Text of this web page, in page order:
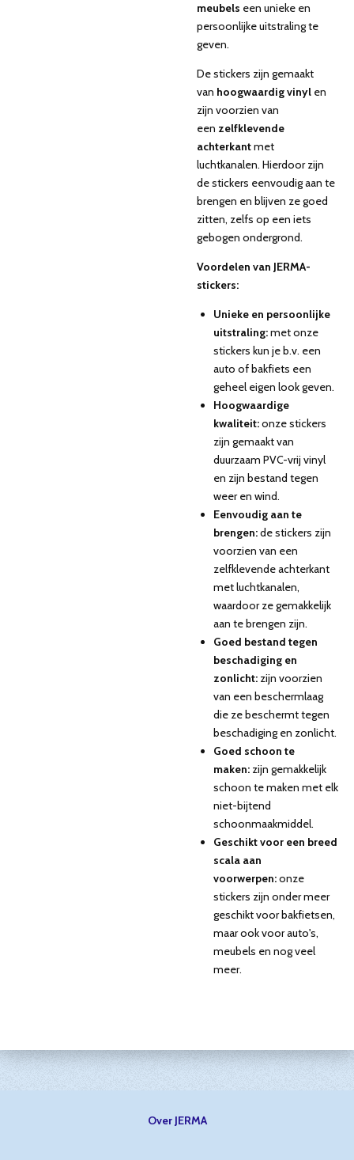
meubels een unieke en
persoonlijke uitstraling te
geven.
De stickers zijn gemaakt
van hoogwaardig vinyl en
zijn voorzien van
een zelfklevende
achterkantmet
luchtkanalen. Hierdoor zijn
de stickers eenvoudig aan te
brengen en blijven ze goed
zitten, zelfs op een iets
gebogen ondergrond.
Voordelen van JERMA-
stickers:
Unieke en persoonlijke
uitstraling:met onze
stickers kun je b.v. een
auto of bakfiets een
geheel eigen look geven.
Hoogwaardige
kwaliteit:onze stickers
zijn gemaakt van
duurzaam PVC-vrij vinyl
en zijn bestand tegen
weer en wind.
Eenvoudig aan te
brengen:de stickers zijn
voorzien van een
zelfklevende achterkant
met luchtkanalen,
waardoor ze gemakkelijk
aan te brengen zijn.
Goed bestand tegen
beschadiging en
zonlicht: zijn voorzien
van een beschermlaag
die ze beschermt tegen
beschadiging en zonlicht.
Goed schoon te
maken: zijn gemakkelijk
schoon te maken met elk
niet-bijtend
schoonmaakmiddel.
Geschikt voor een breed
scala aan
voorwerpen:onze
stickers zijn onder meer
geschikt voor bakfietsen,
maar ook voor auto's,
meubels en nog veel
meer.
Over JERMA